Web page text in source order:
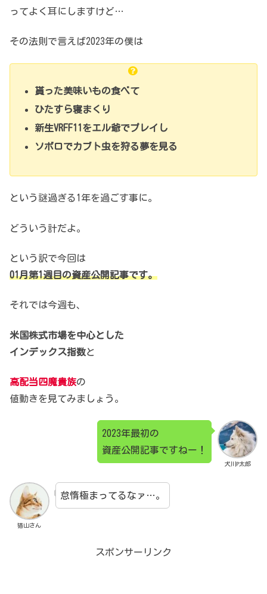
ってよく耳にしますけど…
その法則で言えば2023年の僕は
貰った美味いもの食べて
ひたすら寝まくり
新生VRFF11をエル爺でプレイし
ソボロでカブト虫を狩る夢を見る
という謎過ぎる1年を過ごす事に。
どういう計だよ。
という訳で今回は
01月第1週目の資産公開記事です。
それでは今週も、
米国株式市場を中心とした
インデックス指数と
高配当四魔貴族の
値動きを見てみましょう。
犬川P太郎
2023年最初の
資産公開記事ですねー！
猫山さん
怠惰極まってるなァ…。
スポンサーリンク